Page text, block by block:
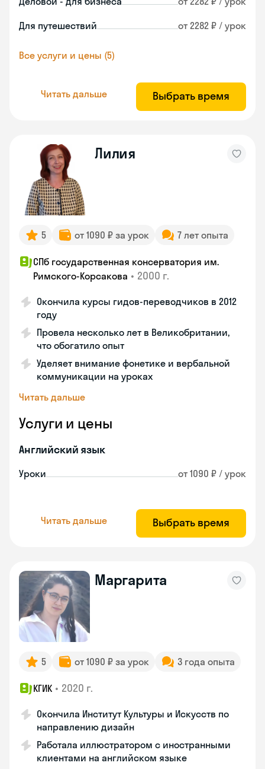
Для путешествий от 2282 ₽ / урок
Все услуги и цены (5)
Читать дальше Выбрать время
Лилия
5 от 1090 ₽ за урок 7 лет опыта
СПб государственная консерватория им.
Римского-Корсакова • 2000 г.
Окончила курсы гидов-переводчиков в 2012
году
Провела несколько лет в Великобритании,
что обогатило опыт
Уделяет внимание фонетике и вербальной
коммуникации на уроках
Читать дальше
Услуги и цены
Английский язык
Уроки от 1090 ₽ / урок
Читать дальше Выбрать время
Маргарита
5 от 1090 ₽ за урок 3 года опыта
КГИК • 2020 г.
Окончила Институт Культуры и Искусств по
направлению дизайн
Работала иллюстратором с иностранными
клиентами на английском языке